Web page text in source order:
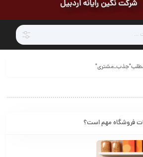
شرکت نگین رایانه اردبیل
فروشگاه مهم است؟